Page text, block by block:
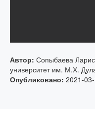
Автор: Сопыбаева
университет им. М.Х.
Опубликовано: 2021-